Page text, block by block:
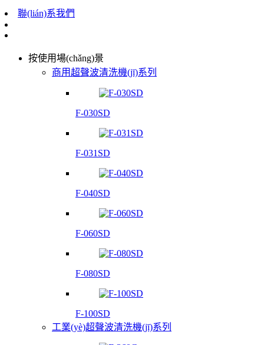
聯(lián)系我們
按使用場(chǎng)景
商用超聲波清洗機(jī)系列
F-030SD
F-031SD
F-040SD
F-060SD
F-080SD
F-100SD
工業(yè)超聲波清洗機(jī)系列